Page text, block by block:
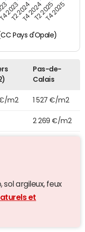
Pays d'Opale)
2023
T2 2024T4 2024T2 2025T4 2025
Pas-de-
Calais
€/m2 1 527 €/m2
2 269 €/m2
sol argileux, feux
et